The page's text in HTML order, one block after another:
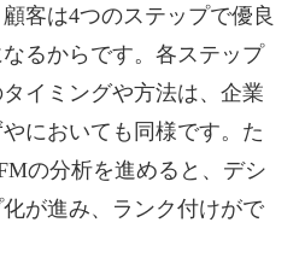
客は4つのステップで優良
るからです。各ステップ
イミングや方法は、企業
においても同様です。た
の分析を進めると、デシ
が進み、ランク付けがで